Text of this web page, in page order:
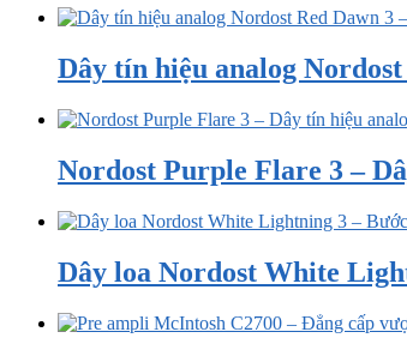
Dây tín hiệu analog
Nordost Purple Flare 3 –
Dây loa Nordost White